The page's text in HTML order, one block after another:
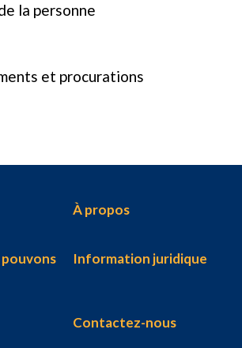
la personne
et procurations
À propos
Information juridique
Contactez-nous